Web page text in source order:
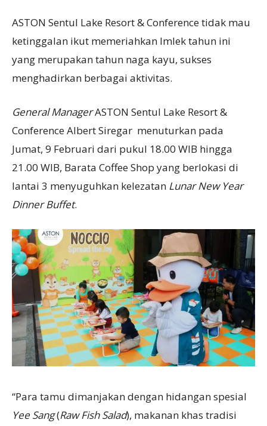
ASTON Sentul Lake Resort & Conference tidak mau
ketinggalan ikut memeriahkan Imlek tahun ini
yang merupakan tahun naga kayu, sukses
menghadirkan berbagai aktivitas.
General ManagerASTON Sentul Lake Resort &
Conference Albert Siregar menuturkan pada
Jumat, 9 Februari dari pukul 18.00 WIB hingga
21.00 WIB, Barata Coffee Shop yang berlokasi di
lantai 3 menyuguhkan kelezatan Lunar New Year
Dinner Buffet.
“Para tamu dimanjakan dengan hidangan spesial
Yee Sang(Raw Fish Salad), makanan khas tradisi